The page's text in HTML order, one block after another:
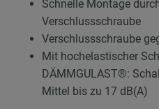
Schnelle Montage
Verschlussschraube
Verschlussschraube
Mit hochelastischer
DÄMMGULAST®:
Mittel bis zu 17 dB(A)